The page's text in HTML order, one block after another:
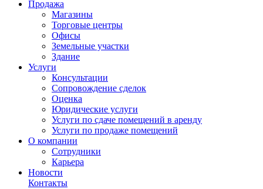
Продажа
Магазины
Торговые центры
Офисы
Земельные участки
Здание
Услуги
Консультации
Сопровождение сделок
Оценка
Юридические услуги
Услуги по сдаче помещений в аренду
Услуги по продаже помещений
О компании
Сотрудники
Карьера
Новости
Контакты